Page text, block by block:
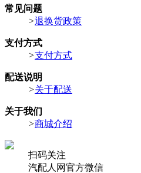
常见问题
>退换货政策
支付方式
>支付方式
配送说明
>关于配送
关于我们
>商城介绍
扫码关注
汽配人网官方微信